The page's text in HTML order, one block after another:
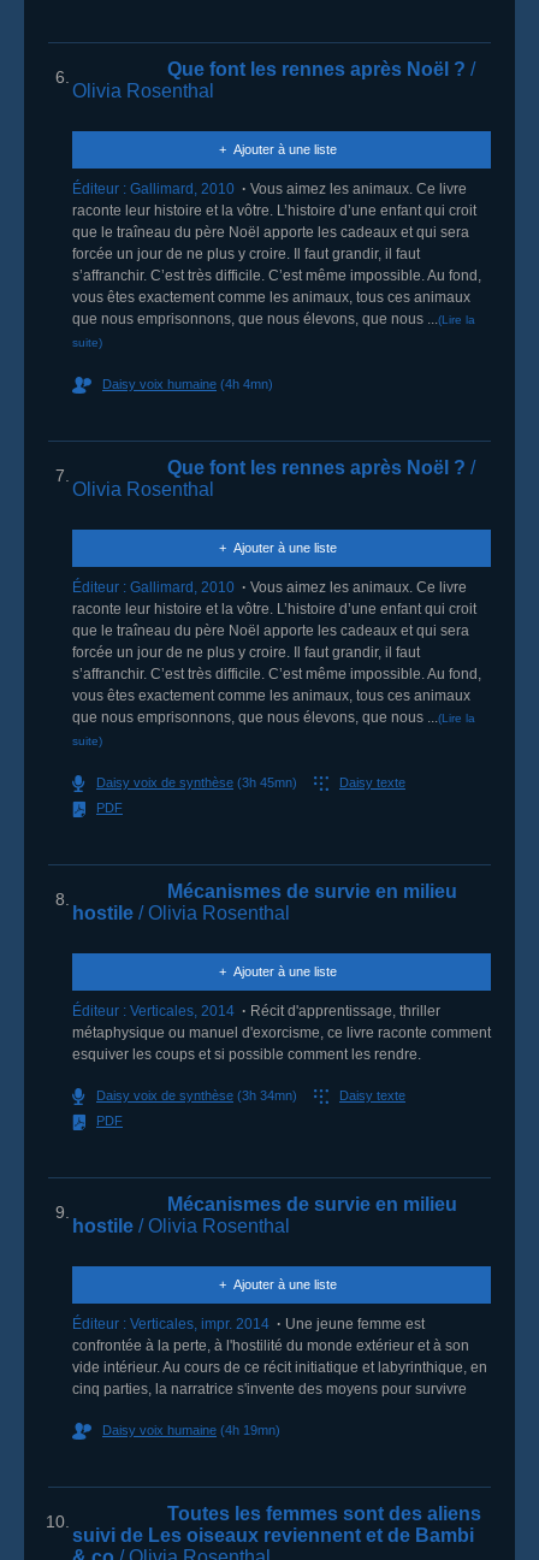
6. Que font les rennes après Noël ? /
Olivia Rosenthal
Ajouter à une liste
Éditeur : Gallimard , 2010
Vous aimez les animaux. Ce livre
raconte leur histoire et la vôtre. L’histoire d’une enfant qui croit
que le traîneau du père Noël apporte les cadeaux et qui sera
forcée un jour de ne plus y croire. Il faut grandir, il faut
s’affranchir. C’est très difficile. C’est même impossible. Au fond,
vous êtes exactement comme les animaux, tous ces animaux
que nous emprisonnons, que nous élevons, que nous ...(Lire la
suite)
Daisy voix humaine (4h 4mn)
7. Que font les rennes après Noël ? /
Olivia Rosenthal
Ajouter à une liste
Éditeur : Gallimard , 2010
Vous aimez les animaux. Ce livre
raconte leur histoire et la vôtre. L’histoire d’une enfant qui croit
que le traîneau du père Noël apporte les cadeaux et qui sera
forcée un jour de ne plus y croire. Il faut grandir, il faut
s’affranchir. C’est très difficile. C’est même impossible. Au fond,
vous êtes exactement comme les animaux, tous ces animaux
que nous emprisonnons, que nous élevons, que nous ...(Lire la
suite)
Daisy voix de synthèse (3h 45mn)
Daisy texte
PDF
8.
Mécanismes de survie en milieu
hostile / Olivia Rosenthal
Ajouter à une liste
Éditeur : Verticales, 2014
Récit d'apprentissage, thriller
métaphysique ou manuel d'exorcisme, ce livre raconte comment
esquiver les coups et si possible comment les rendre.
Daisy voix de synthèse (3h 34mn)
Daisy texte
PDF
9.
Mécanismes de survie en milieu
hostile / Olivia Rosenthal
Ajouter à une liste
Éditeur : Verticales, impr. 2014
Une jeune femme est
confrontée à la perte, à l'hostilité du monde extérieur et à son
vide intérieur. Au cours de ce récit initiatique et labyrinthique, en
cinq parties, la narratrice s'invente des moyens pour survivre
Daisy voix humaine (4h 19mn)
10.
Toutes les femmes sont des aliens
suivi de Les oiseaux reviennent et de Bambi